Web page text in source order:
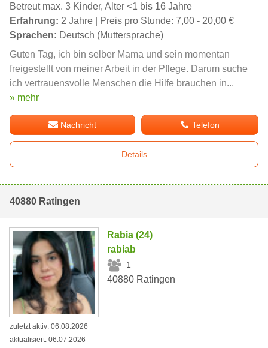
Betreut max. 3 Kinder, Alter <1 bis 16 Jahre
Erfahrung: 2 Jahre | Preis pro Stunde: 7,00 - 20,00 €
Sprachen: Deutsch (Muttersprache)
Guten Tag, ich bin selber Mama und sein momentan
freigestellt von meiner Arbeit in der Pflege. Darum suche
ich vertrauensvolle Menschen die Hilfe brauchen in...
» mehr
Nachricht Telefon
Details
40880 Ratingen
Rabia (24)
rabiab
1
40880 Ratingen
zuletzt aktiv: 06.08.2026
aktualisiert: 06.07.2026